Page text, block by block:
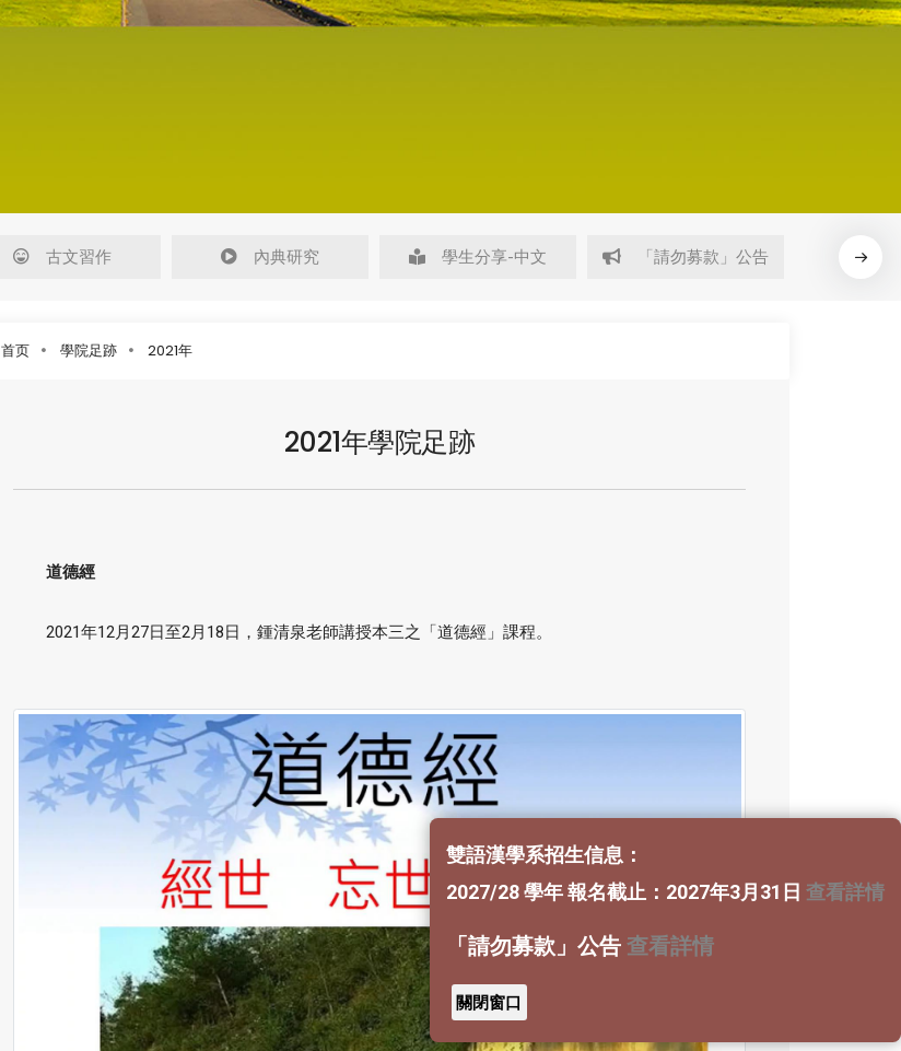
古文習作 內典研究 學生分享-中文 「請勿募款」公告 2026年
首页 學院足跡 2021年
2021年學院足跡
道德經
2021年12月27日至2月18日，鍾清泉老師講授本三之「道德經」課程。
雙語漢學系招生信息：
2027/28 學年 報名截止：2027年3月31日 查看詳情
「請勿募款」公告 查看詳情
關閉窗口